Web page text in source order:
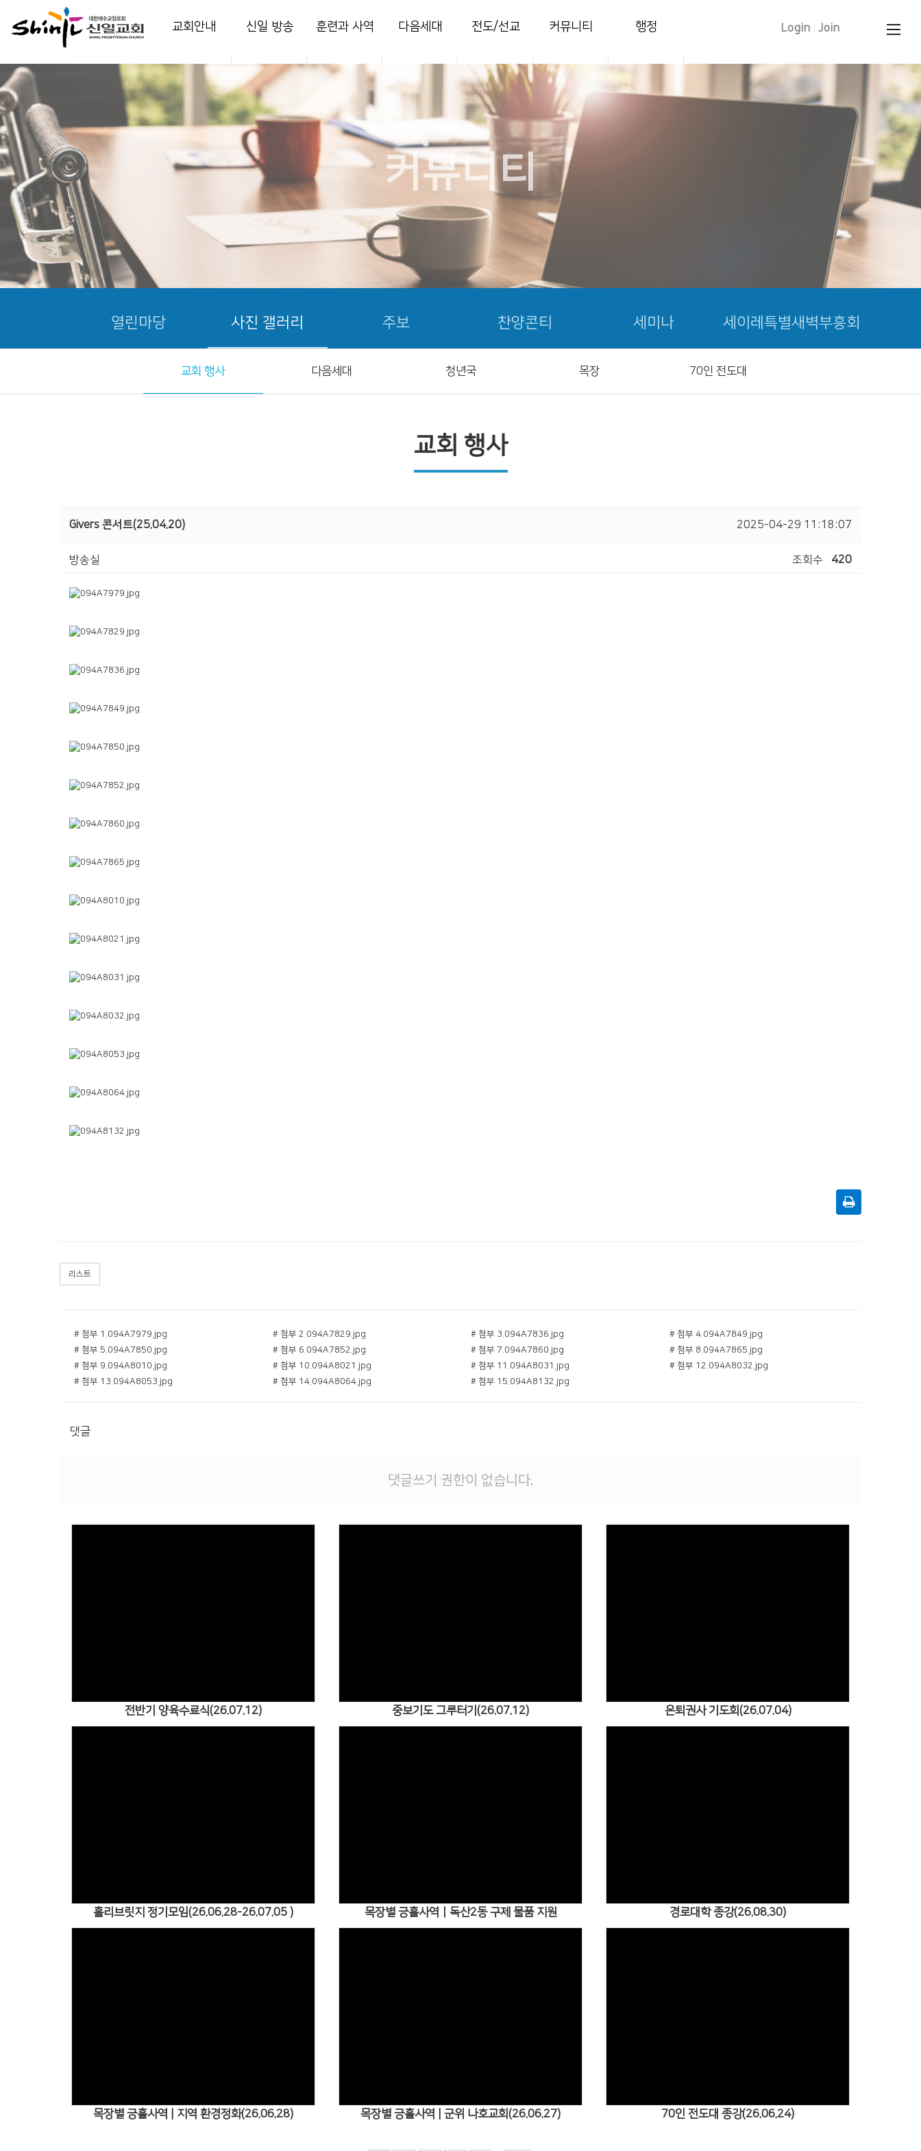
교회안내
인사말
교회역사
예배안내
신일 방송
담임 목사 설교
부교역자 설교
다음 세대 영상
온가정예배
찬양
훈련과 사역
훈련
목장
새가족
다음세대
영아부
초등부
청소년부
전도/선교
지역전도
국내선교
해외선교
커뮤니티
열린마당
사진 갤러리
주보
찬양콘티
세미나
세이레특별새벽
부흥회
행정
양육훈련 신청
Login Join
커뮤니티
열린마당 사진 갤러리 주보 찬양콘티 세미나 세이레특별새벽부흥회
교회 행사 다음세대 청년국 목장 70인 전도대
교회 행사
Givers 콘서트(25.04.20) 2025-04-29 11:18:07
방송실 조회수 420
리스트
# 첨부 1.094A7979.jpg # 첨부 2.094A7829.jpg # 첨부 3.094A7836.jpg
# 첨부 4.094A7849.jpg
# 첨부 5.094A7850.jpg
# 첨부 6.094A7852.jpg # 첨부 7.094A7860.jpg
# 첨부 8.094A7865.jpg
# 첨부 9.094A8010.jpg
# 첨부 10.094A8021.jpg # 첨부 11.094A8031.jpg
# 첨부 12.094A8032.jpg
# 첨부 13.094A8053.jpg
# 첨부 14.094A8064.jpg # 첨부 15.094A8132.jpg
댓글
댓글쓰기 권한이 없습니다.
전반기 양육수료식(26.07.12) 중보기도 그루터기(26.07.12) 은퇴권사 기도회(26.07.04)
홀리브릿지 정기모임(26.06.28-26.07.05 ) 목장별 긍휼사역ㅣ독산2동 구제 물품 지원 경로대학 종강(26.08.30)
목장별 긍휼사역 | 지역 환경정화(26.06.28) 목장별 긍휼사역 | 군위 나호교회(26.06.27) 70인 전도대 종강(26.06.24)